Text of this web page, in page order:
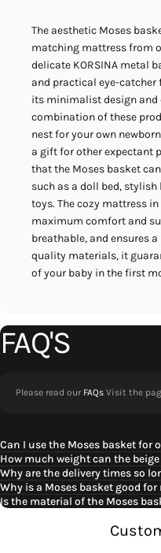
The aesthetic Moses
matching mattress from
delicate KORSINA metal
and practical eye-
its minimalist design and
combination of these
nest for your own
a gift for other expectant
that the Moses basket
such as a doll bed,
toys. The cozy mattress
maximum comfort and
breathable, and ensures
quality materials, it
of your baby in the first
FAQ'S
Please read our FAQs Visit the
Can I use the Moses basket for
How much weight can the
Why are the delivery times so
Why is a Moses basket good for
Is the material of the Moses